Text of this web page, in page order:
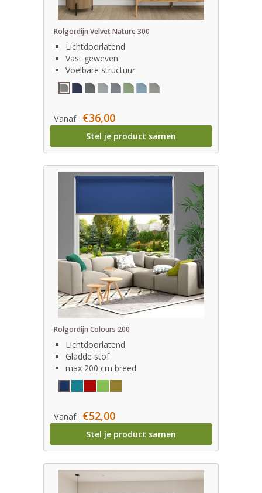
Rolgordijn Velvet Nature 300
Lichtdoorlatend
Vast geweven
Voelbare structuur
Vanaf: €36,00
Stel je product samen
Rolgordijn Colours 200
Lichtdoorlatend
Gladde stof
max 200 cm breed
Vanaf: €52,00
Stel je product samen